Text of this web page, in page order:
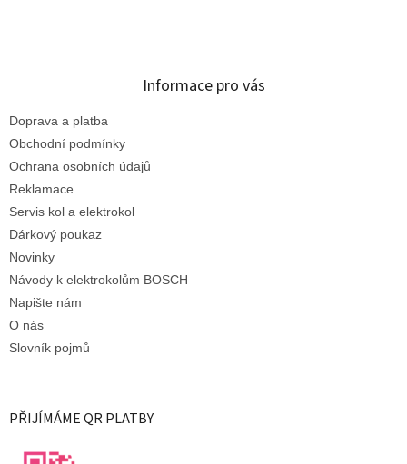
Informace pro vás
Doprava a platba
Obchodní podmínky
Ochrana osobních údajů
Reklamace
Servis kol a elektrokol
Dárkový poukaz
Novinky
Návody k elektrokolům BOSCH
Napište nám
O nás
Slovník pojmů
PŘIJÍMÁME QR PLATBY